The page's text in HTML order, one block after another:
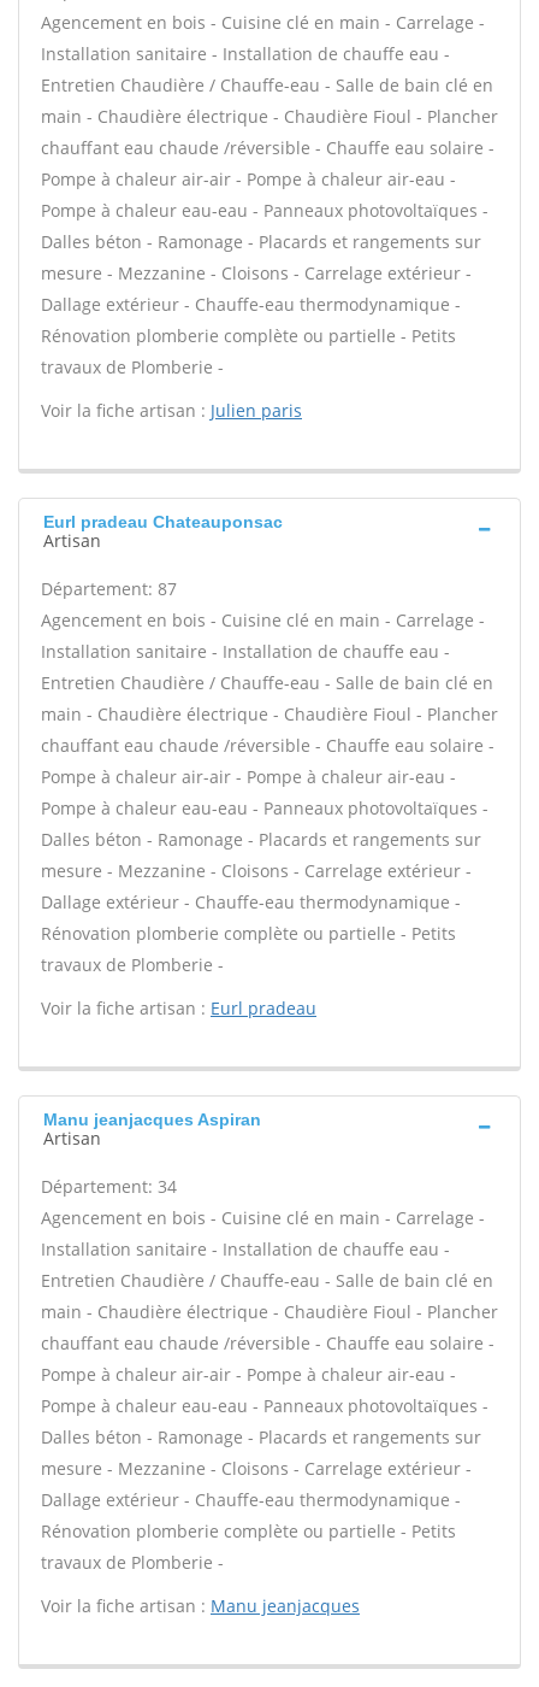
Agencement en bois - Cuisine clé en main - Carrelage -
Installation sanitaire - Installation de chauffe eau -
Entretien Chaudière / Chauffe-eau - Salle de bain clé en
main - Chaudière électrique - Chaudière Fioul - Plancher
chauffant eau chaude /réversible - Chauffe eau solaire -
Pompe à chaleur air-air - Pompe à chaleur air-eau -
Pompe à chaleur eau-eau - Panneaux photovoltaïques -
Dalles béton - Ramonage - Placards et rangements sur
mesure - Mezzanine - Cloisons - Carrelage extérieur -
Dallage extérieur - Chauffe-eau thermodynamique -
Rénovation plomberie complète ou partielle - Petits
travaux de Plomberie -
Voir la fiche artisan : Julien paris
Eurl pradeau Chateauponsac
Artisan
Département: 87
Agencement en bois - Cuisine clé en main - Carrelage -
Installation sanitaire - Installation de chauffe eau -
Entretien Chaudière / Chauffe-eau - Salle de bain clé en
main - Chaudière électrique - Chaudière Fioul - Plancher
chauffant eau chaude /réversible - Chauffe eau solaire -
Pompe à chaleur air-air - Pompe à chaleur air-eau -
Pompe à chaleur eau-eau - Panneaux photovoltaïques -
Dalles béton - Ramonage - Placards et rangements sur
mesure - Mezzanine - Cloisons - Carrelage extérieur -
Dallage extérieur - Chauffe-eau thermodynamique -
Rénovation plomberie complète ou partielle - Petits
travaux de Plomberie -
Voir la fiche artisan : Eurl pradeau
Manu jeanjacques Aspiran
Artisan
Département: 34
Agencement en bois - Cuisine clé en main - Carrelage -
Installation sanitaire - Installation de chauffe eau -
Entretien Chaudière / Chauffe-eau - Salle de bain clé en
main - Chaudière électrique - Chaudière Fioul - Plancher
chauffant eau chaude /réversible - Chauffe eau solaire -
Pompe à chaleur air-air - Pompe à chaleur air-eau -
Pompe à chaleur eau-eau - Panneaux photovoltaïques -
Dalles béton - Ramonage - Placards et rangements sur
mesure - Mezzanine - Cloisons - Carrelage extérieur -
Dallage extérieur - Chauffe-eau thermodynamique -
Rénovation plomberie complète ou partielle - Petits
travaux de Plomberie -
Voir la fiche artisan : Manu jeanjacques